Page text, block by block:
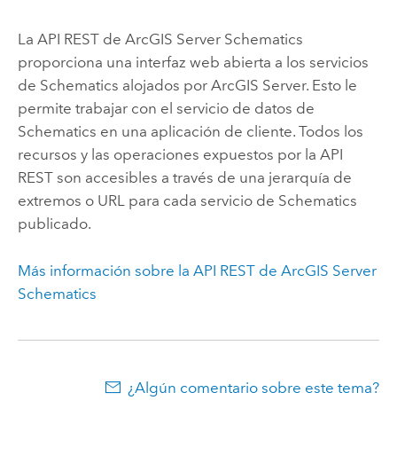
La API REST de ArcGIS ServerSchematics
proporciona una interfaz web abierta a los servicios
de Schematics alojados por ArcGIS Server. Esto le
permite trabajar con el servicio de datos de
Schematics en una aplicación de cliente. Todos los
recursos y las operaciones expuestos por la API
REST son accesibles a través de una jerarquía de
extremos o URL para cada servicio de Schematics
publicado.
Más información sobre la API REST de ArcGIS Server
Schematics
¿Algún comentario sobre este tema?